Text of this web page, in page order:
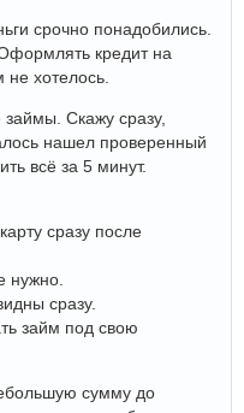
срочно понадобились.
кредит на
хотелось.
Скажу сразу,
нашел проверенный
всё за 5 минут.
сразу после
нужно.
сразу.
займ под свою
сумму до